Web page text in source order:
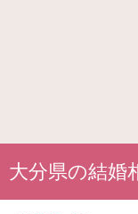
大分県の結婚